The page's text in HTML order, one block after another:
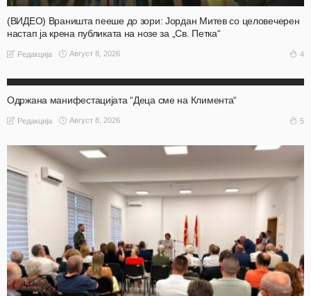
(ВИДЕО) Враништа пееше до зори: Јордан Митев со целовечерен
настап ја крена публиката на нозе за „Св. Петка“
Редакција Август 8, 2026 4
Одржана манифестацијата “Деца сме на Климента“
Редакција Август 8, 2026 5